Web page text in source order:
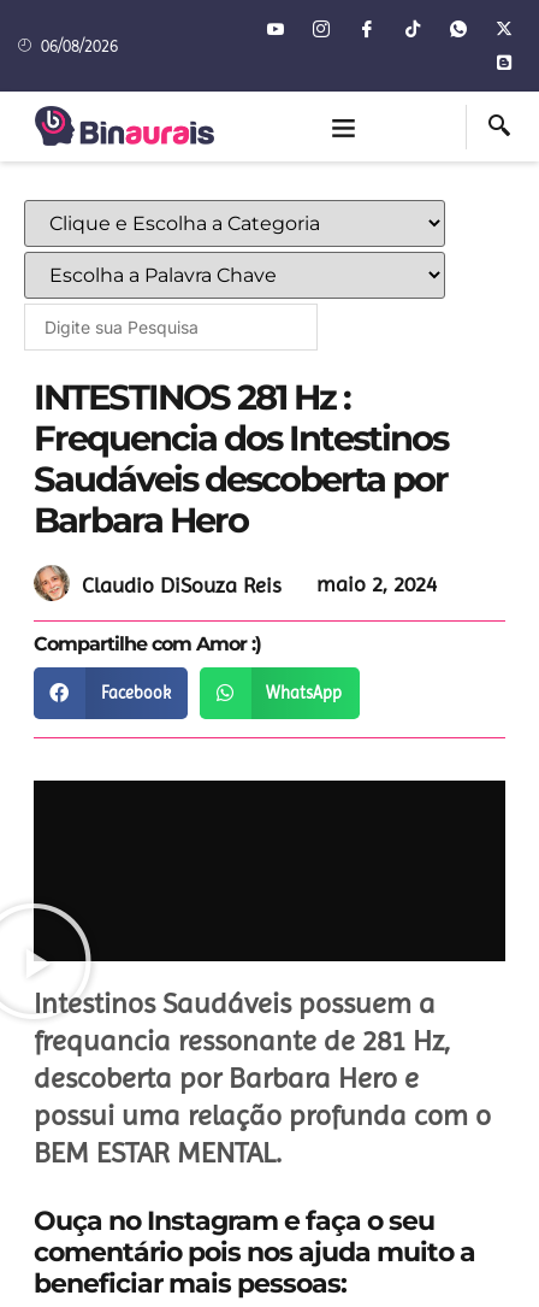
06/08/2026
INTESTINOS 281 Hz :
Frequencia dos Intestinos
Saudáveis descoberta por
Barbara Hero
Claudio DiSouza Reis maio 2, 2024
Compartilhe com Amor :)
Facebook WhatsApp
Intestinos Saudáveis possuem a
frequancia ressonante de 281 Hz,
descoberta por Barbara Hero e
possui uma relação profunda com o
BEM ESTAR MENTAL.
Ouça no Instagram e faça o seu
comentário pois nos ajuda muito a
beneficiar mais pessoas: